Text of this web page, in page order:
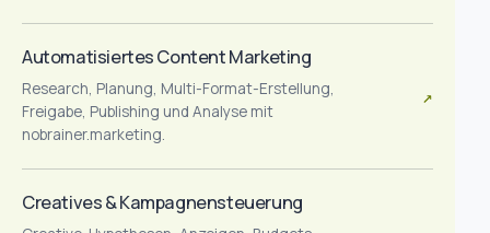
Automatisiertes Content Marketing
Research, Planung, Multi-Format-Erstellung,
Freigabe, Publishing und Analyse mit
nobrainer.marketing.
↗
Creatives & Kampagnensteuerung